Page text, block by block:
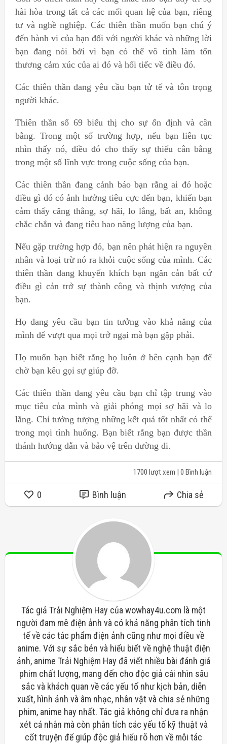
hài hòa trong tất cả các mối quan hệ của bạn, riêng
tư và nghề nghiệp. Các thiên thần muốn bạn chú ý
đến hành vi của bạn đối với người khác và những lời
bạn đang nói bởi vì bạn có thể vô tình làm tổn
thương cảm xúc của ai đó và hối tiếc về điều đó.
Các thiên thần đang yêu cầu bạn tử tế và tôn trọng
người khác.
Thiên thần số 69 biểu thị cho sự ổn định và cân
bằng. Trong một số trường hợp, nếu bạn liên tục
nhìn thấy nó, điều đó cho thấy sự thiếu cân bằng
trong một số lĩnh vực trong cuộc sống của bạn.
Các thiên thần đang cảnh báo bạn rằng ai đó hoặc
điều gì đó có ảnh hưởng tiêu cực đến bạn, khiến bạn
cảm thấy căng thẳng, sợ hãi, lo lắng, bất an, không
chắc chắn và đang tiêu hao năng lượng của bạn.
Nếu gặp trường hợp đó, bạn nên phát hiện ra nguyên
nhân và loại trừ nó ra khỏi cuộc sống của mình. Các
thiên thần đang khuyến khích bạn ngăn cản bất cứ
điều gì cản trở sự thành công và thịnh vượng của
bạn.
Họ đang yêu cầu bạn tin tưởng vào khả năng của
mình để vượt qua mọi trở ngại mà bạn gặp phải.
Họ muốn bạn biết rằng họ luôn ở bên cạnh bạn để
chờ bạn kêu gọi sự giúp đỡ.
Các thiên thần đang yêu cầu bạn chỉ tập trung vào
mục tiêu của mình và giải phóng mọi sợ hãi và lo
lắng. Chỉ tưởng tượng những kết quả tốt nhất có thể
trong mọi tình huống. Bạn biết rằng bạn được thần
thánh hướng dẫn và bảo vệ trên đường đi.
1700 lượt xem | 0 Bình luận
0 Bình luận Chia sẻ
Tác giả Trải Nghiệm Hay của wowhay4u.com là một
người đam mê điện ảnh và có khả năng phân tích tinh
tế về các tác phẩm điện ảnh cũng như mọi điều về
anime. Với sự sắc bén và hiểu biết về nghệ thuật điện
ảnh, anime Trải Nghiệm Hay đã viết nhiều bài đánh giá
phim chất lượng, mang đến cho độc giả cái nhìn sâu
sắc và khách quan về các yếu tố như kịch bản, diễn
xuất, hình ảnh và âm nhạc, nhân vật và chia sẻ những
phim, anime hay nhất. Tác giả không chỉ đưa ra nhận
xét cá nhân mà còn phân tích các yếu tố kỹ thuật và
cốt truyện để giúp độc giả hiểu rõ hơn về mỗi tác